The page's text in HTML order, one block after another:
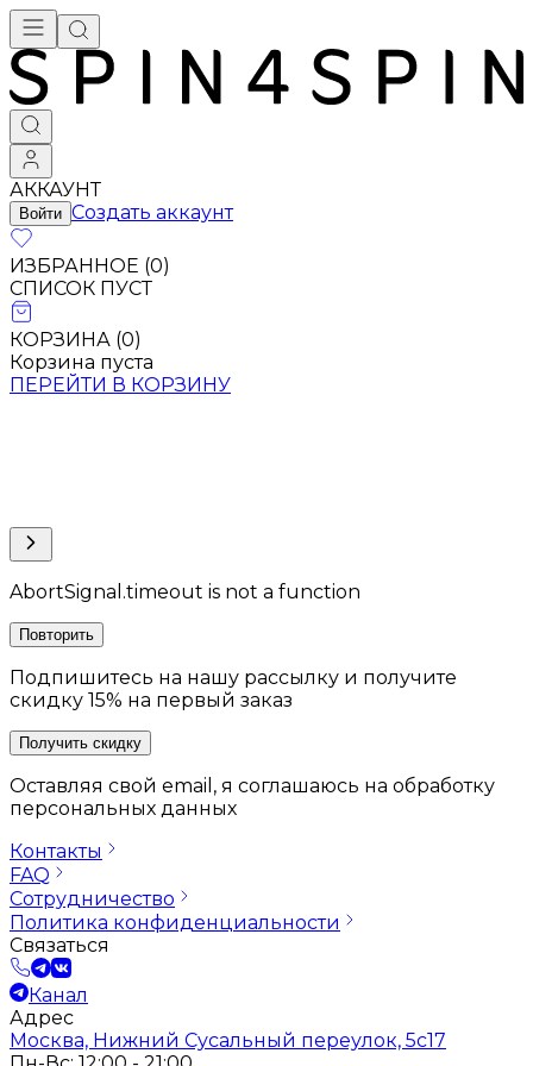
АККАУНТ
Войти Создать аккаунт
ИЗБРАННОЕ (0)
СПИСОК ПУСТ
КОРЗИНА (0)
Корзина пуста
ПЕРЕЙТИ В КОРЗИНУ
AbortSignal.timeout is not a function
Повторить
Подпишитесь на нашу рассылку и получите
скидку 15% на первый заказ
Получить скидку
Оставляя свой email, я соглашаюсь на обработку
персональных данных
Контакты
FAQ
Сотрудничество
Политика конфиденциальности
Связаться
Канал
Адрес
Москва, Нижний Сусальный переулок, 5с17